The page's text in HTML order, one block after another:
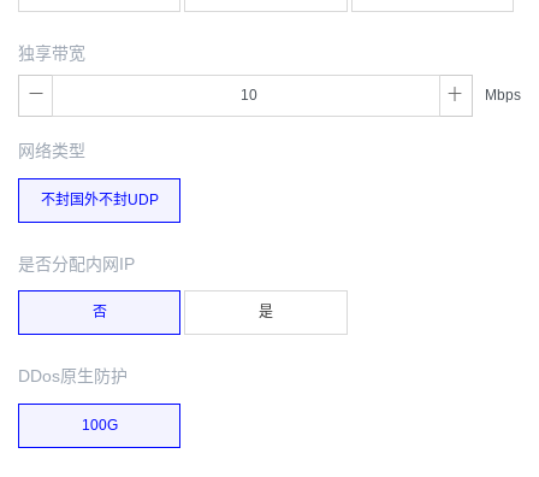
独享带宽
Mbps
网络类型
不封国外不封UDP
是否分配内网IP
否 是
DDos原生防护
100G